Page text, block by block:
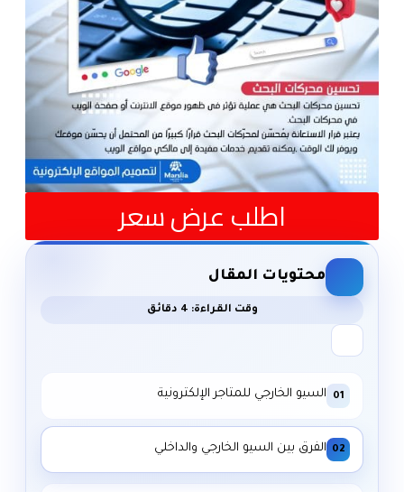
اطلب عرض سعر
محتويات المقال
وقت القراءة: 4 دقائق
01 السيو الخارجي للمتاجر الإلكترونية
02 الفرق بين السيو الخارجي والداخلي